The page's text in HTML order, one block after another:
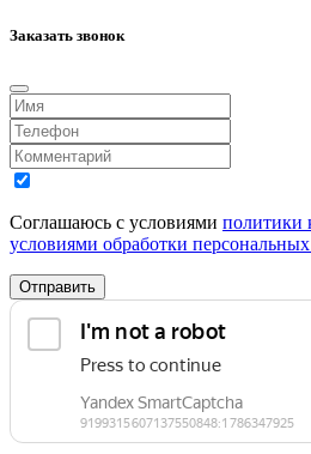
Заказать звонок
Соглашаюсь с условиями политики
условиями обработки
Отправить